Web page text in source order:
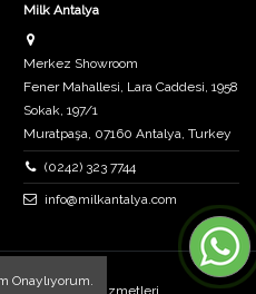
Milk Antalya
Merkez Showroom
Fener Mahallesi, Lara Caddesi, 1958
Sokak, 197/1
Muratpaşa, 07160 Antalya, Turkey
(0242) 323 7744
info@milkantalya.com
Onaylıyorum.